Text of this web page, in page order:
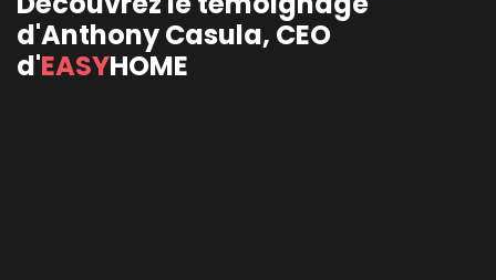
d'Anthony Casula, CEO
d'EASYHOME